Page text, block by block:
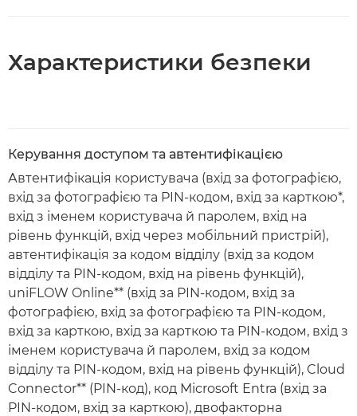
Характеристики безпеки
Керування доступом та автентифікацією
Автентифікація користувача (вхід за фотографією,
вхід за фотографією та PIN-кодом, вхід за карткою*,
вхід з іменем користувача й паролем, вхід на
рівень функцій, вхід через мобільний пристрій),
автентифікація за кодом відділу (вхід за кодом
відділу та PIN-кодом, вхід на рівень функцій),
uniFLOW Online** (вхід за PIN-кодом, вхід за
фотографією, вхід за фотографією та PIN-кодом,
вхід за карткою, вхід за карткою та PIN-кодом, вхід з
іменем користувача й паролем, вхід за кодом
відділу та PIN-кодом, вхід на рівень функцій), Cloud
Connector** (PIN-код), код Microsoft Entra (вхід за
PIN-кодом, вхід за карткою), двофакторна